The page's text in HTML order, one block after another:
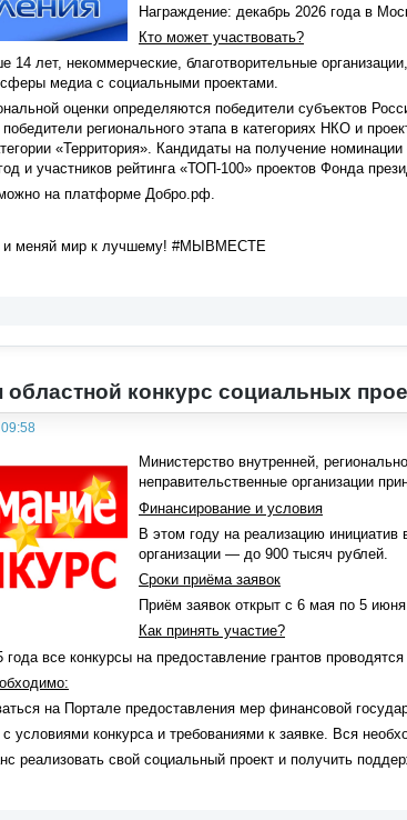
Награждение: декабрь 2026 года в
Кто может участвовать?
14 лет, некоммерческие, благотворительные
медиа с социальными проектами.
оценки определяются победители субъектов
регионального этапа в категориях НКО и
«Территория». Кандидаты на получение
и участников рейтинга «ТОП-100» проектов Фонда
на платформе Добро.рф.
и меняй мир к лучшему! #МЫВМЕСТЕ
конкурс социальных
Министерство внутренней,
неправительственные организации
Финансирование и условия
В этом году на реализацию
организации — до 900 тысяч рублей.
Сроки приёма заявок
Приём заявок открыт с 6 мая по 5
Как принять участие?
года все конкурсы на предоставление грантов
на Портале предоставления мер финансовой
условиями конкурса и требованиями к заявке. Вся
реализовать свой социальный проект и получить